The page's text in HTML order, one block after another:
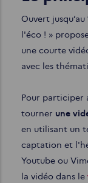
Ouvert
l'éco ! »
une courte
avec les
Pour participer
tourner une
en utilisant un
captation et
Youtube ou
la vidéo dans le